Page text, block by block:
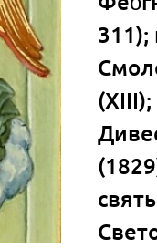
311);